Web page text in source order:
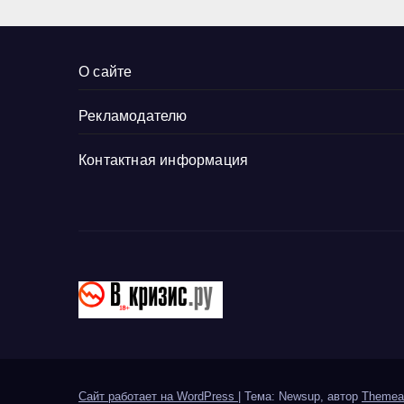
О сайте
Рекламодателю
Контактная информация
Сайт работает на WordPress | Тема: Newsup, автор